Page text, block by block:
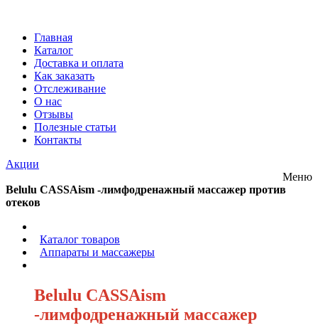
Главная
Каталог
Доставка и оплата
Как заказать
Отслеживание
О нас
Отзывы
Полезные статьи
Контакты
Акции
Меню
Belulu CASSAism -лимфодренажный массажер против
отеков
Каталог товаров
Аппараты и массажеры
Belulu CASSAism
-лимфодренажный массажер